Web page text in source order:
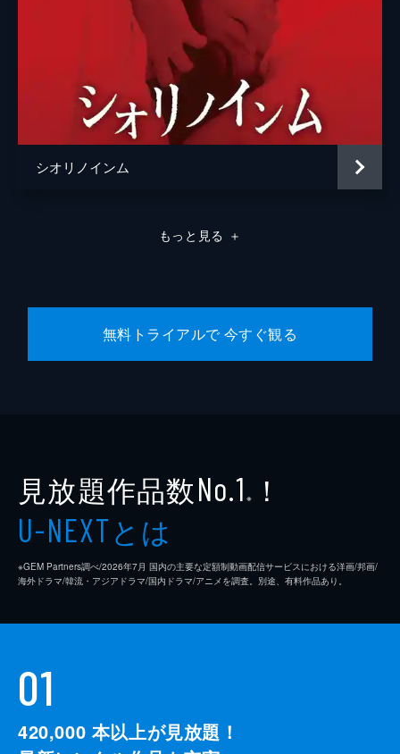
シオリノインム
もっと見る ＋
無料トライアルで 今すぐ観る
見放題作品数No.1 ※ ！
U-NEXTとは
※GEM Partners調べ/2026年7⽉ 国内の主要な定額制動画配信サービスにおける洋画/邦画/
海外ドラマ/韓流・アジアドラマ/国内ドラマ/アニメを調査。別途、有料作品あり。
01
420,000 本以上が見放題！